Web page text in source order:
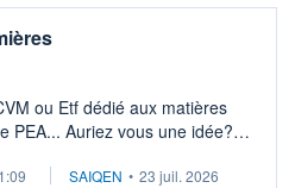
ou Etf dédié aux matières
PEA... Auriez vous une idée?
SAIQEN • 23 juil. 2026